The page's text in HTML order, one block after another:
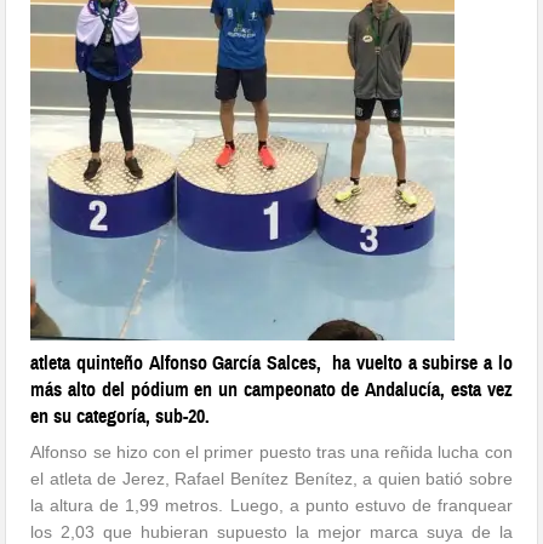
atleta quinteño Alfonso García Salces, ha vuelto a subirse a lo
más alto del pódium en un campeonato de Andalucía, esta vez
en su categoría, sub-20.
Alfonso se hizo con el primer puesto tras una reñida lucha con
el atleta de Jerez, Rafael Benítez Benítez, a quien batió sobre
la altura de 1,99 metros. Luego, a punto estuvo de franquear
los 2,03 que hubieran supuesto la mejor marca suya de la